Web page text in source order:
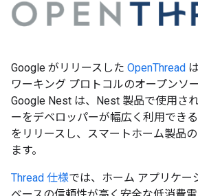
Google がリリースした OpenThread
ワーキング プロトコルのオープンソー
Google Nest は、Nest 製品で使用さ
ーをデベロッパーが幅広く利用でき
をリリースし、スマートホーム製品
ます。
Thread 仕様では、ホーム アプリケー